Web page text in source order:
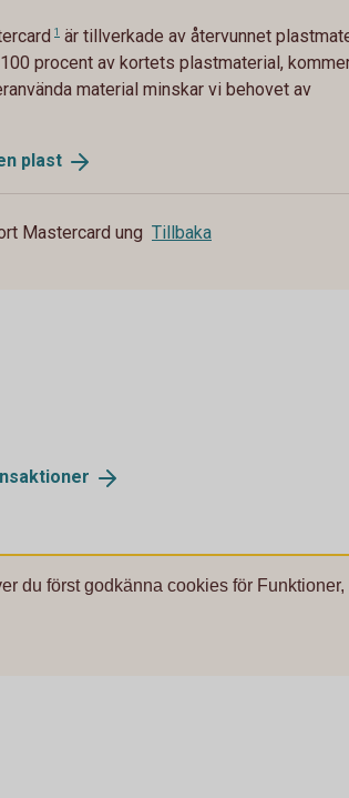
1
är tillverkade av återvunnet
procent av kortets plastmaterial,
material minskar vi behovet av
plast
Mastercard ung Tillbaka
du först godkänna cookies för